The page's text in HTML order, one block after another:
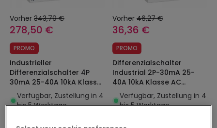
Vorher 343,79 €
278,50 €
PROMO
Industrieller
Differenzialschalter 4P
30mA 25-40A 10kA Klasse
AC LEGRAND TX³ 403004
Verfügbar, Zustellung in 4
bis 5 Werktage
Vorher 46,27 €
36,36 €
PROMO
Differenzialschalter
Industrial 2P-30mA 25-
40A 10kA Klasse AC
LEGRAND TX³ 403032
Verfügbar, Zustellung in 4
bis 5 Werktage